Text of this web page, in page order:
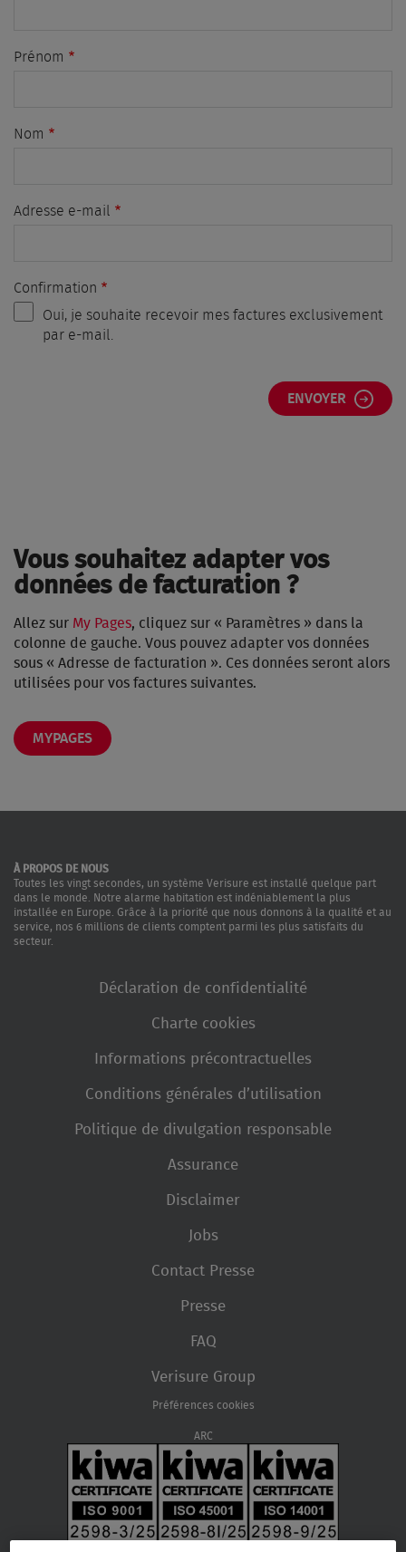
Prénom
Nom
Adresse e-mail
Confirmation
Oui, je souhaite recevoir mes factures exclusivement
par e-mail.
Vous souhaitez adapter vos
données de facturation ?
Allez sur My Pages, cliquez sur « Paramètres » dans la
colonne de gauche. Vous pouvez adapter vos données
sous « Adresse de facturation ». Ces données seront alors
utilisées pour vos factures suivantes.
MYPAGES
À PROPOS DE NOUS
Toutes les vingt secondes, un système Verisure est installé quelque part
dans le monde. Notre alarme habitation est indéniablement la plus
installée en Europe. Grâce à la priorité que nous donnons à la qualité et au
service, nos 6 millions de clients comptent parmi les plus satisfaits du
secteur.
Déclaration de confidentialité
Charte cookies
Informations précontractuelles
Conditions générales d’utilisation
Politique de divulgation responsable
Assurance
Disclaimer
Jobs
Contact Presse
Presse
FAQ
Verisure Group
Préférences cookies
ARC